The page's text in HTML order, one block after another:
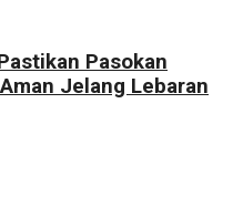
Pasokan
Jelang Lebaran